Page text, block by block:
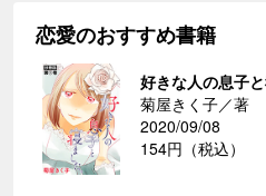
恋愛のおすすめ書籍
好きな人の息子
菊屋きく子／著
2020/09/08
154円（税込）